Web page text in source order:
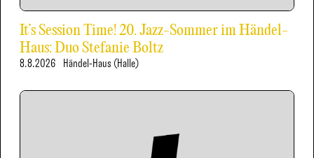
It’s Session Time! 20. Jazz-Sommer im Händel-
Haus: Duo Stefanie Boltz
8.8.2026 Händel-Haus (Halle)